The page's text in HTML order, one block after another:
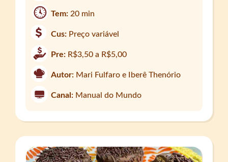
Tem: 20 min
Cus: Preço variável
Pre: R$3,50 a R$5,00
Autor: Mari Fulfaro e Iberê Thenório
Canal: Manual do Mundo